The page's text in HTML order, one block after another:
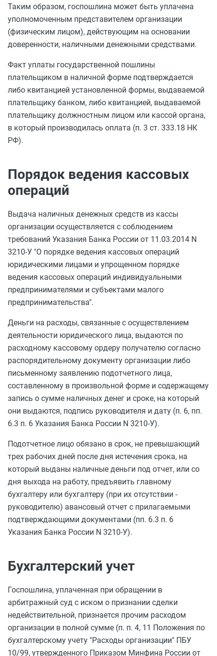
Таким образом, госпошлина может быть уплачена
уполномоченным представителем организации
(физическим лицом), действующим на основании
доверенности, наличными денежными средствами.
Факт уплаты государственной пошлины
плательщиком в наличной форме подтверждается
либо квитанцией установленной формы, выдаваемой
плательщику банком, либо квитанцией, выдаваемой
плательщику должностным лицом или кассой органа,
в который производилась оплата (п. 3 ст. 333.18 НК
РФ).
Порядок ведения кассовых
операций
Выдача наличных денежных средств из кассы
организации осуществляется с соблюдением
требований Указания Банка России от 11.03.2014 N
3210-У "О порядке ведения кассовых операций
юридическими лицами и упрощенном порядке
ведения кассовых операций индивидуальными
предпринимателями и субъектами малого
предпринимательства".
Деньги на расходы, связанные с осуществлением
деятельности юридического лица, выдаются по
расходному кассовому ордеру получателю согласно
распорядительному документу организации либо
письменному заявлению подотчетного лица,
составленному в произвольной форме и содержащему
запись о сумме наличных денег и сроке, на который
они выдаются, подпись руководителя и дату (п. 6, пп.
6.3 п. 6 Указания Банка России N 3210-У).
Подотчетное лицо обязано в срок, не превышающий
трех рабочих дней после дня истечения срока, на
который выданы наличные деньги под отчет, или со
дня выхода на работу, предъявить главному
бухгалтеру или бухгалтеру (при их отсутствии -
руководителю) авансовый отчет с прилагаемыми
подтверждающими документами (пп. 6.3 п. 6
Указания Банка России N 3210-У).
Бухгалтерский учет
Госпошлина, уплаченная при обращении в
арбитражный суд с иском о признании сделки
недействительной, признается прочим расходом
организации в полной сумме (п. п. 4, 11 Положения по
бухгалтерскому учету "Расходы организации" ПБУ
10/99, утвержденного Приказом Минфина России от